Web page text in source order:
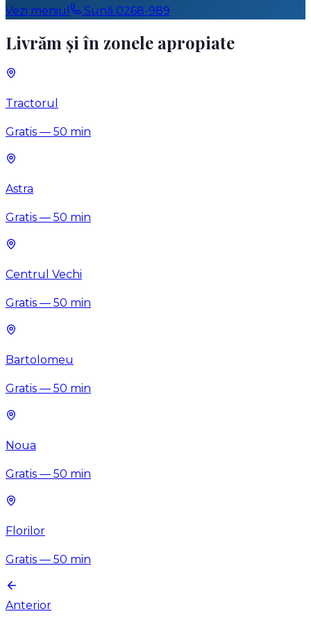
Vezi meniul Sună 0268-989
Livrăm și în zonele apropiate
Tractorul
Gratis — 50 min
Astra
Gratis — 50 min
Centrul Vechi
Gratis — 50 min
Bartolomeu
Gratis — 50 min
Noua
Gratis — 50 min
Florilor
Gratis — 50 min
Anterior